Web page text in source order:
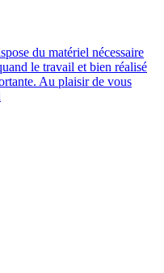
du matériel nécessaire
le travail et bien réalisé
Au plaisir de vous